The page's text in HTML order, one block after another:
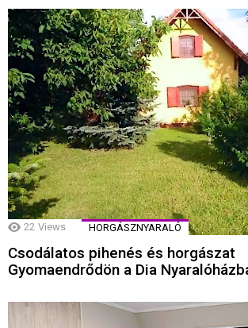
22 Views HORGÁSZNYARALÓ
Csodálatos pihenés és horgászat
Gyomaendrődön a Dia